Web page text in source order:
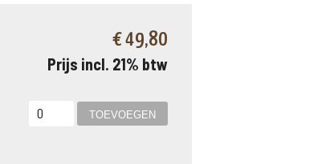
€ 49,80
Prijs incl. 21% btw